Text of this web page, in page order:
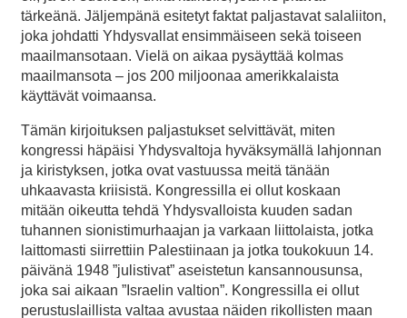
tärkeänä. Jäljempänä esitetyt faktat paljastavat salaliiton,
joka johdatti Yhdysvallat ensimmäiseen sekä toiseen
maailmansotaan. Vielä on aikaa pysäyttää kolmas
maailmansota – jos 200 miljoonaa amerikkalaista
käyttävät voimaansa.
Tämän kirjoituksen paljastukset selvittävät, miten
kongressi häpäisi Yhdysvaltoja hyväksymällä lahjonnan
ja kiristyksen, jotka ovat vastuussa meitä tänään
uhkaavasta kriisistä. Kongressilla ei ollut koskaan
mitään oikeutta tehdä Yhdysvalloista kuuden sadan
tuhannen sionistimurhaajan ja varkaan liittolaista, jotka
laittomasti siirrettiin Palestiinaan ja jotka toukokuun 14.
päivänä 1948 ”julistivat” aseistetun kansannousunsa,
joka sai aikaan ”Israelin valtion”. Kongressilla ei ollut
perustuslaillista valtaa avustaa näiden rikollisten maan